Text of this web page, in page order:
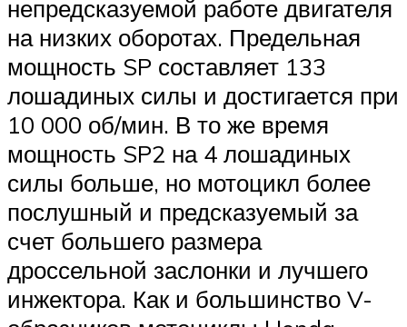
непредсказуемой работе двигателя
на низких оборотах. Предельная
мощность SP составляет 133
лошадиных силы и достигается при
10 000 об/мин. В то же время
мощность SP2 на 4 лошадиных
силы больше, но мотоцикл более
послушный и предсказуемый за
счет большего размера
дроссельной заслонки и лучшего
инжектора. Как и большинство V-